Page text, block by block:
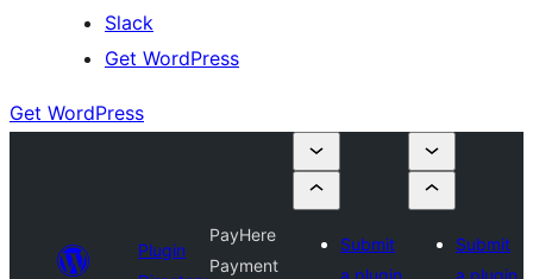
Slack
Get WordPress
Get WordPress
Plugin
PayHere
Payment
Submit
a plugin
Submit
a plugin